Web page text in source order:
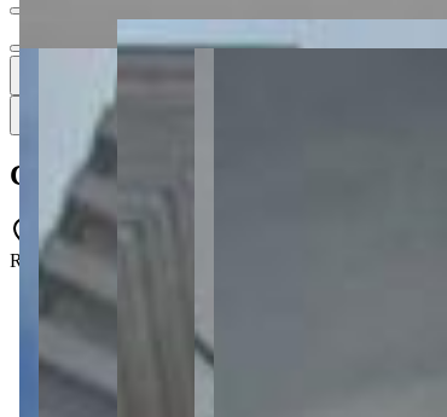
Ver todas27
27 fotos
Cobertura à venda com 4 quartos
Rua Benjamin Constant, 199 - Centro - Ponta Grossa -
4 quartos